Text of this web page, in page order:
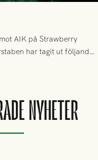
AIK på Strawberry
har tagit ut följande
NYHETER